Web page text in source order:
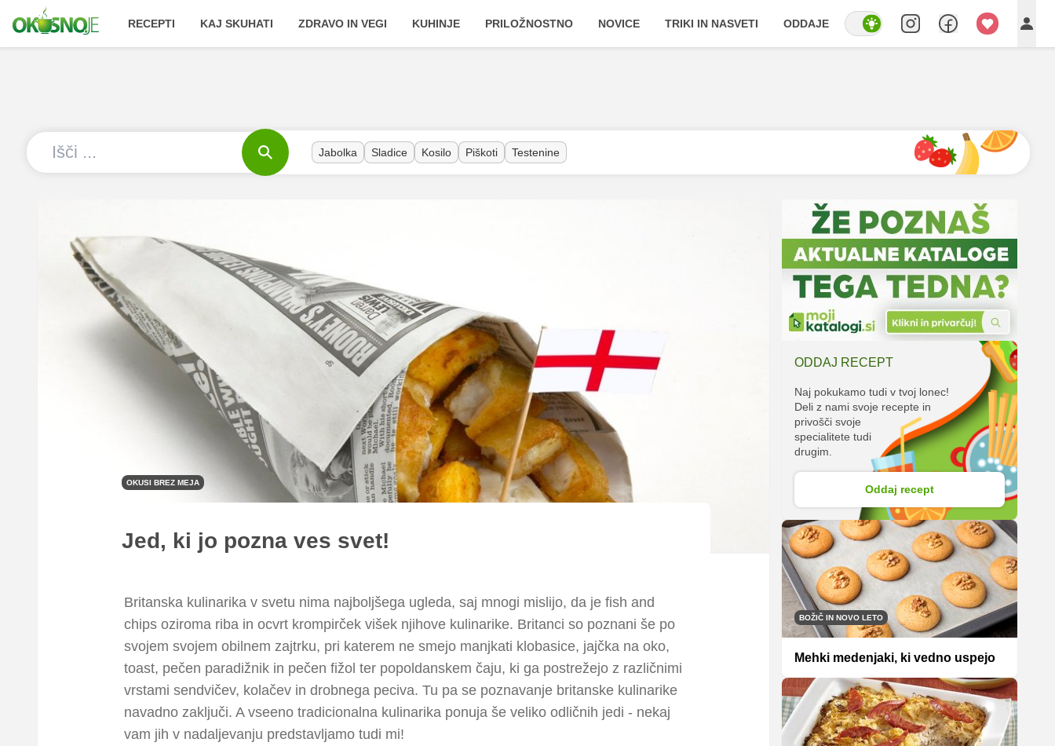
RECEPTI KAJ SKUHATI ZDRAVO IN VEGI KUHINJE PRILOŽNOSTNO NOVICE TRIKI IN NASVETI ODDAJE
Jabolka Sladice Kosilo Piškoti Testenine
OKUSI BREZ MEJA
Jed, ki jo pozna ves svet!
Britanska kulinarika v svetu nima najboljšega ugleda, saj mnogi mislijo, da je fish and
chips oziroma riba in ocvrt krompirček višek njihove kulinarike. Britanci so poznani še po
svojem svojem obilnem zajtrku, pri katerem ne smejo manjkati klobasice, jajčka na oko,
toast, pečen paradižnik in pečen fižol ter popoldanskem čaju, ki ga postrežejo z različnimi
vrstami sendvičev, kolačev in drobnega peciva. Tu pa se poznavanje britanske kulinarike
navadno zaključi. A vseeno tradicionalna kulinarika ponuja še veliko odličnih jedi - nekaj
vam jih v nadaljevanju predstavljamo tudi mi!
ODDAJ RECEPT
Naj pokukamo tudi v tvoj lonec!
Deli z nami svoje recepte in
privošči svoje
specialitete tudi
drugim.
Oddaj recept
BOŽIČ IN NOVO LETO
Mehki medenjaki, ki vedno uspejo